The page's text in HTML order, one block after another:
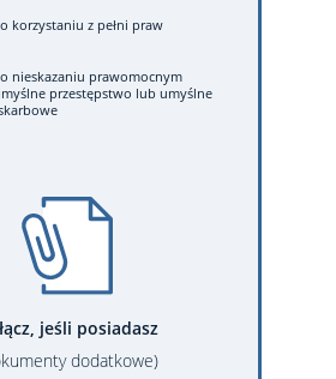
korzystaniu z pełni praw
nieskazaniu prawomocnym
przestępstwo lub umyślne
jeśli posiadasz
dodatkowe)